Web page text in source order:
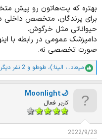
بهتره که پت‌هاتون رو پیش
برای پرندگان، متخصص داخلی
حیواناتی مثل خرگوش.
دامپزشک عمومی در رابطه با
صورت تخصصی نه.
ا
م
ت
:
میعاد..، الینا:)، طوطو و 2 نفر دیگر
Moonlight🌙
کاربر فعال
2022/9/23